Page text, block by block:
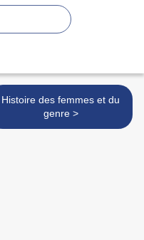
Histoire des femmes et du
genre >